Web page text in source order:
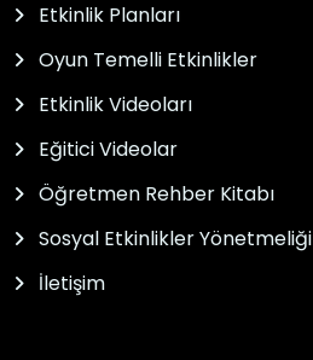
Etkinlik Planları
Oyun Temelli Etkinlikler
Etkinlik Videoları
Eğitici Videolar
Öğretmen Rehber Kitabı
Sosyal Etkinlikler Yönetmeliği
İletişim